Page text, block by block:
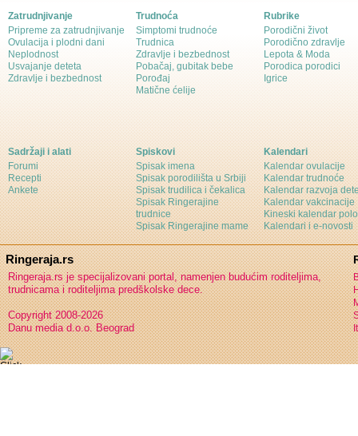
Zatrudnjivanje
Pripreme za zatrudnjivanje
Ovulacija i plodni dani
Neplodnost
Usvajanje deteta
Zdravlje i bezbednost
Trudnoća
Simptomi trudnoće
Trudnica
Zdravlje i bezbednost
Pobačaj, gubitak bebe
Porođaj
Matične ćelije
Rubrike
Porodični život
Porodično zdravlje
Lepota & Moda
Porodica porodici
Igrice
Sadržaji i alati
Forumi
Recepti
Ankete
Spiskovi
Spisak imena
Spisak porodilišta u Srbiji
Spisak trudilica i čekalica
Spisak Ringerajine
trudnice
Spisak Ringerajine mame
Kalendari
Kalendar ovulacije
Kalendar trudnoće
Kalendar razvoja
Kalendar vakcinacije
Kineski kalendar
Kalendari i e-novosti
Ringeraja.rs
Ringeraja.rs je specijalizovani portal, namenjen budućim roditeljima,
trudnicama i roditeljima predškolske dece.
Copyright 2008-2026
Danu media d.o.o. Beograd